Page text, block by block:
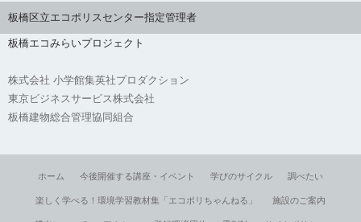
板橋区立エコポリスセンター指定管理者
板橋エコみらいプロジェクト
株式会社 小学館集英社プロダクション
東京ビジネスサービス株式会社
板橋建物総合管理協同組合
ホーム 今後開催する講座・イベント 学びのサイクル 調べたい
楽しく学べる！環境学習教材集「エコポリちゃんねる」 施設のご案内